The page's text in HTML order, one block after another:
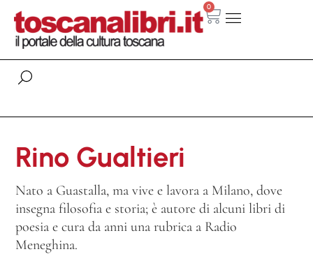
0
Rino Gualtieri
Nato a Guastalla, ma vive e lavora a Milano, dove
insegna filosofia e storia; è autore di alcuni libri di
poesia e cura da anni una rubrica a Radio
Meneghina.